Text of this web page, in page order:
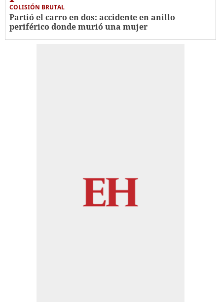
COLISIÓN BRUTAL
Partió el carro en dos: accidente en anillo
periférico donde murió una mujer